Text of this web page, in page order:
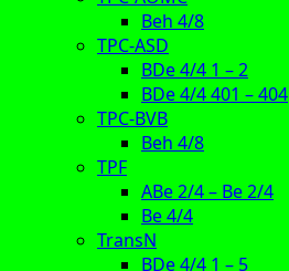
Beh 4/8
TPC-ASD
BDe 4/4 1 – 2
BDe 4/4 401 – 404
TPC-BVB
Beh 4/8
TPF
ABe 2/4 – Be 2/4
Be 4/4
TransN
BDe 4/4 1 – 5